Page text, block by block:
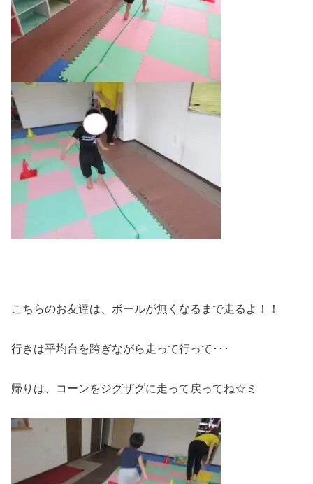
こちらのお友達は、ボールが無くなるまで走るよ！！
行きは平均台を跨ぎながら走って行って･･･
帰りは、コーンをジグザグに走って戻ってね☆ミ